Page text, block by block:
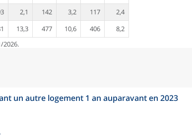
2,1 142 3,2 117
2,4
13,3 477 10,6 406
8,2
2026.
un autre logement 1 an auparavant en 2023